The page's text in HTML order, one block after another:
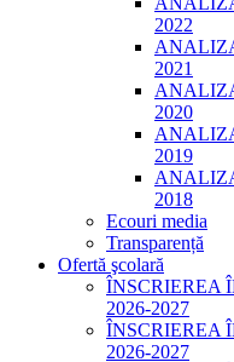
2022
2021
2020
2019
2018
Ecouri media
Transparență
Ofertă şcolară
ÎNSCRIEREA
2026-2027
ÎNSCRIEREA
2026-2027